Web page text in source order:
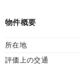
物件概要
所在地
評価上の交通